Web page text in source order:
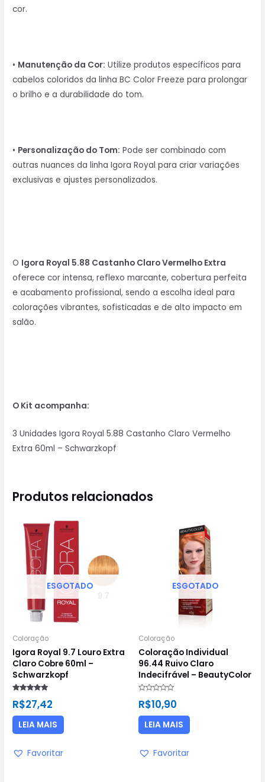
cor.
• Manutenção da Cor: Utilize produtos específicos para
cabelos coloridos da linha BC Color Freeze para prolongar
o brilho e a durabilidade do tom.
• Personalização do Tom: Pode ser combinado com
outras nuances da linha Igora Royal para criar variações
exclusivas e ajustes personalizados.
O Igora Royal 5.88 Castanho Claro Vermelho Extra
oferece cor intensa, reflexo marcante, cobertura perfeita
e acabamento profissional, sendo a escolha ideal para
colorações vibrantes, sofisticadas e de alto impacto em
salão.
O Kit acompanha:
3 Unidades Igora Royal 5.88 Castanho Claro Vermelho
Extra 60ml – Schwarzkopf
Produtos relacionados
ESGOTADO
Coloração
Igora Royal 9.7 Louro Extra
Claro Cobre 60ml –
Schwarzkopf
5.00
de 5
R$27,42
LEIA MAIS
Favoritar
ESGOTADO
Coloração
Coloração Individual
96.44 Ruivo Claro
Indecifrável – BeautyColor
0
5
R$10,90
LEIA MAIS
Favoritar